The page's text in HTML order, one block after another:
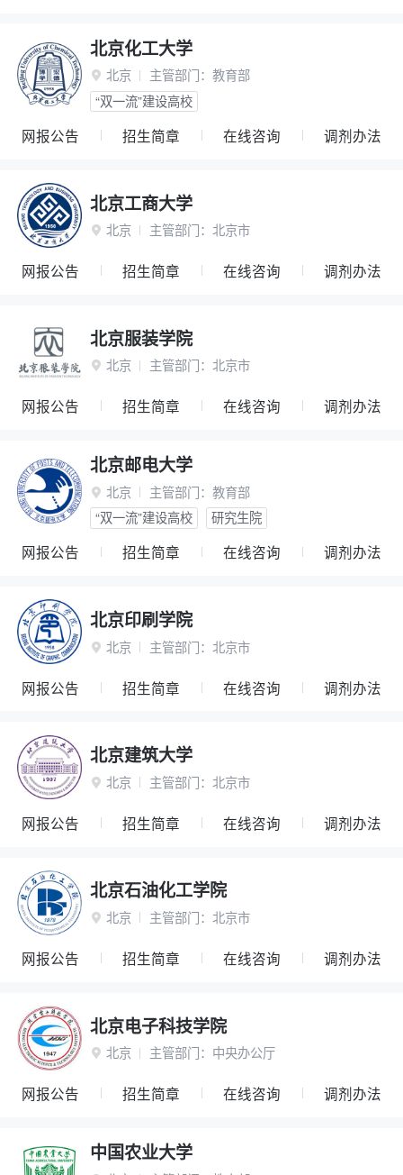
北京化工大学
 北京 主管部门： 教育部
“双一流”建设高校
网报公告 招生简章 在线咨询 调剂办法
北京工商大学
 北京 主管部门： 北京市
网报公告 招生简章 在线咨询 调剂办法
北京服装学院
 北京 主管部门： 北京市
网报公告 招生简章 在线咨询 调剂办法
北京邮电大学
 北京 主管部门： 教育部
“双一流”建设高校
研究生院
网报公告 招生简章 在线咨询 调剂办法
北京印刷学院
 北京 主管部门： 北京市
网报公告 招生简章 在线咨询 调剂办法
北京建筑大学
 北京 主管部门： 北京市
网报公告 招生简章 在线咨询 调剂办法
北京石油化工学院
 北京 主管部门： 北京市
网报公告 招生简章 在线咨询 调剂办法
北京电子科技学院
 北京 主管部门： 中央办公厅
网报公告 招生简章 在线咨询 调剂办法
中国农业大学